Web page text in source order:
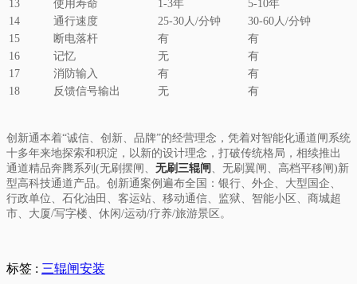
13
使用寿命 1-3年
5-10年
14
通行速度 25-30人/分钟
30-60人/分钟
15
断电落杆 有
有
16
记忆 无
有
17
消防输入 有
有
18
反馈信号输出 无 有
创新通本着“诚信、创新、品牌”的经营理念，凭着对智能化通道闸系统
十多年来地探索和积淀，以新的设计理念，打破传统格局，相续推出
通道精品奔腾系列(无刷摆闸、 无刷三辊闸
、无刷翼闸、高档平移闸)新
型高科技通道产品。创新通案例遍布全国：银行、外企、大型国企、
行政单位、石化油田、客运站、移动通信、监狱、智能小区、商城超
市、大厦/写字楼、休闲/运动/疗养/旅游景区。
标签 : 三辊闸安装